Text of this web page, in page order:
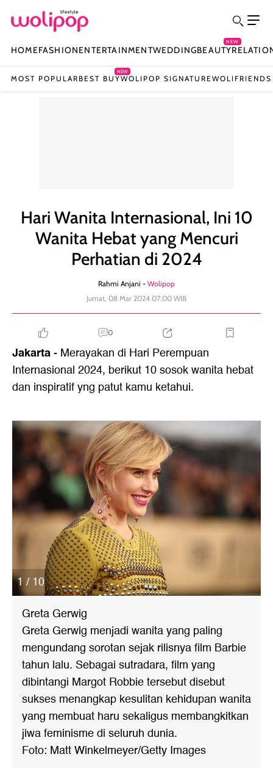
HOMEFASHIONENTERTAINMENTWEDDINGBEAUTY
NEW
MOST POPULAR BEST BUY
NEW
WOLIPOP SIGNATUREWOLIFRIENDS
Hari Wanita Internasional, Ini 10
Wanita Hebat yang Mencuri
Perhatian di 2024
Rahmi Anjani - Wolipop
Jumat, 08 Mar 2024 07:00 WIB
0
Jakarta- Merayakan di Hari Perempuan
Internasional 2024, berikut 10 sosok wanita hebat
dan inspiratif yng patut kamu ketahui.
1 / 10
Greta Gerwig
Greta Gerwig menjadi wanita yang paling
mengundang sorotan sejak rilisnya film Barbie
tahun lalu. Sebagai sutradara, film yang
dibintangi Margot Robbie tersebut disebut
sukses menangkap kesulitan kehidupan wanita
yang membuat haru sekaligus membangkitkan
jiwa feminisme di seluruh dunia.
Foto: Matt Winkelmeyer/Getty Images